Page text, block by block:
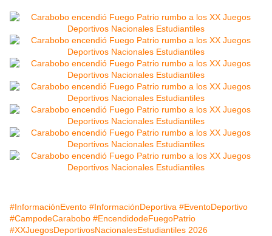
#InformaciónEvento #InformaciónDeportiva #EventoDeportivo
#CampodeCarabobo #EncendidodeFuegoPatrio
#XXJuegosDeportivosNacionalesEstudiantiles 2026